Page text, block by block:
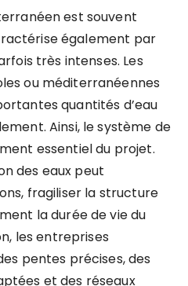
est souvent
également par
très intenses. Les
ou méditerranéennes
quantités d’eau
Ainsi, le système de
essentiel du projet.
des eaux peut
fragiliser la structure
la durée de vie du
les entreprises
pentes précises, des
et des réseaux